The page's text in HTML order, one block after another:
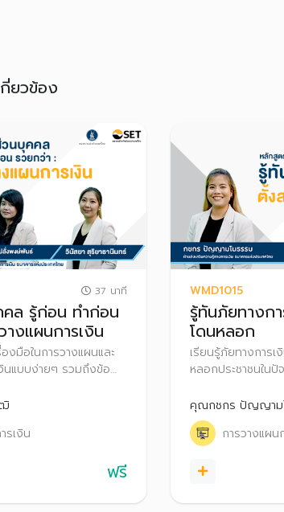
ยวข้อง
37 นาที
คล รู้ก่อน ทำก่อน
างแผนการเงิน
งมือในการวางแผนและ
นแบบง่ายๆ รวมถึงข้อ
รเงิน
ฟรี
WMD1015
รู้ทันภัยทางก
โดนหลอก
เรียนรู้ภัยทางการ
หลอกประชาชนใน
คุณกชกร ปัญญาม
การวางแผน